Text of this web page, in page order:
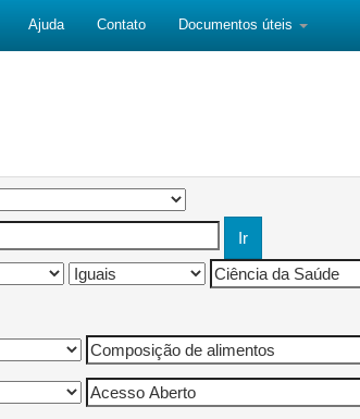
Ajuda Contato Documentos úteis